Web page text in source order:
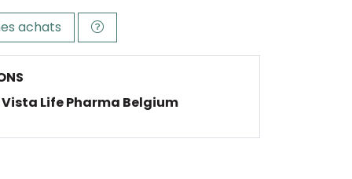
achats
Vista Life Pharma Belgium